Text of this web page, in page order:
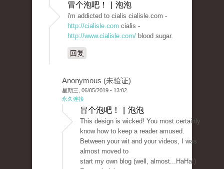
冒个泡吧！ | 泡泡
i'm addicted to cialis cialisle.com -
http://cialisle.com cialis -
http://www.cialisle.com/ blood sugar.
回复
Anonymous (未验证)
星期三, 06/05/2019 - 13:02
永久连接
冒个泡吧！ | 泡泡
This design is wicked! You most certainly
know how to keep a reader amused.
Between your wit and your videos, I was
almost moved to
start my own blog (well, almost...HaHa!)